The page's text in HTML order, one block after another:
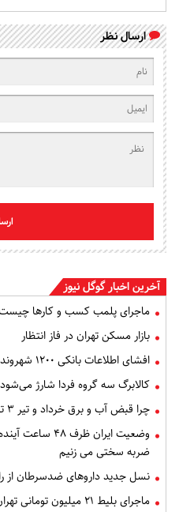
ارسال نظر
آخرین اخبار گوگل نیوز
ماجرای پلمب کسب و کارها
بازار مسکن تهران در فاز انتظار
افشای اطلاعات بانکی ۱۲۰۰ شهروند تهرانی در یک غرفه میوه و تره‌بار
کالابرگ سه گروه فردا شارژ می‌شود
چرا قبض آب و برق خرداد و تیر ۳ تا ۴ برابر شده؟
وضعیت ایران
ضربه سختی می زنیم
نسل جدید داروهای ضدسرطان از
ماجرای بلیط ۲۱ میلیون تومانی تهران - اصفهان چه بود؟